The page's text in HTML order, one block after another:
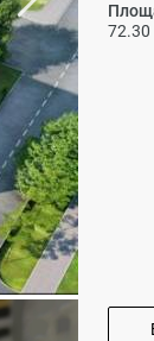
72.30